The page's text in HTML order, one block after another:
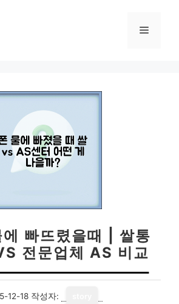
메
빠뜨렸을때 | 쌀통
전문업체 AS 비교
12-18 작성자: